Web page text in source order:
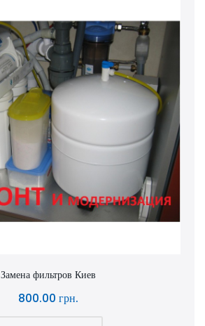
Замена фильтров Киев
800.00 грн.